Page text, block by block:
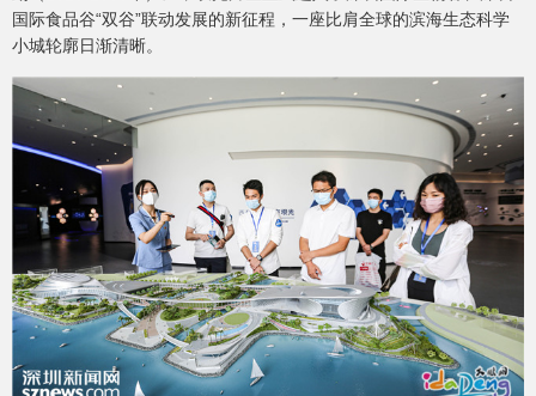
国际食品谷“双谷”联动发展的新征程，一座比肩全球的滨海生态科学
小城轮廓日渐清晰。